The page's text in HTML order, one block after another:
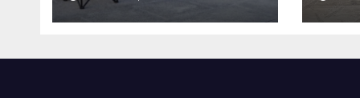
escucha de la salud
mental al bulevar de